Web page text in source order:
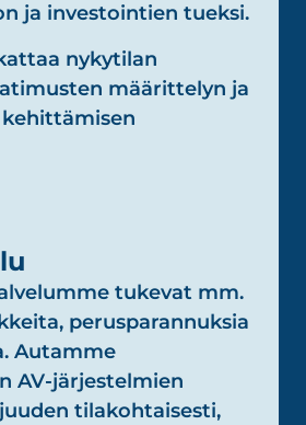
ja investointien tueksi.
nykytilan
määrittelyn ja
tukevat mm.
perusparannuksia
Autamme
AV-järjestelmien
tilakohtaisesti,